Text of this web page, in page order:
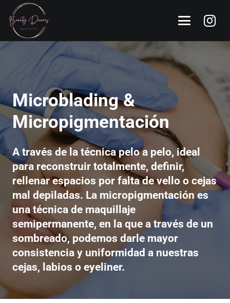
Microblading &
Micropigmentación
A través de la técnica pelo a pelo, ideal
para reconstruir totalmente, definir,
rellenar espacios por falta de vello o cejas
mal depiladas. La micropigmentación es
una técnica de maquillaje
semipermanente, en la que a través de un
sombreado, podemos darle mayor
consistencia y uniformidad a nuestras
cejas, labios o eyeliner.